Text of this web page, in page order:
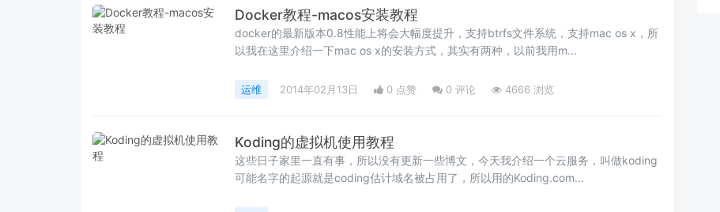
Docker教程-macos安装教程
docker的最新版本0.8性能上将会大幅度提升，支持btrfs文件系统，支持mac os x，所
以我在这里介绍一下mac os x的安装方式，其实有两种，以前我用m...
运维 2014年02月13日 0 点赞 0 评论 4666 浏览
Koding的虚拟机使用教程
这些日子家里一直有事，所以没有更新一些博文，今天我介绍一个云服务，叫做koding
可能名字的起源就是coding估计域名被占用了，所以用的Koding.com...